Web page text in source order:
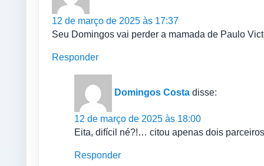
12 de março de 2025 às 17:37
Seu Domingos vai perder a mamada de Paulo
Responder
Domingos Costa disse:
12 de março de 2025 às 18:00
Eita, difícil né?!… citou apenas dois
Responder